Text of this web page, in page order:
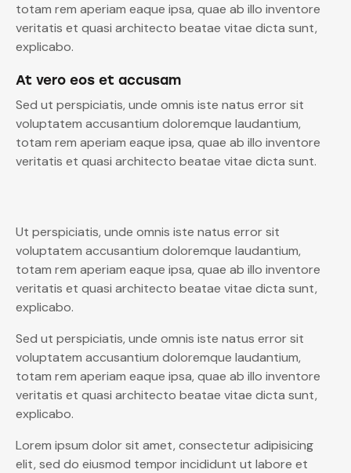
totam rem aperiam eaque ipsa, quae ab illo inventore
veritatis et quasi architecto beatae vitae dicta sunt,
explicabo.
At vero eos et accusam
Sed ut perspiciatis, unde omnis iste natus error sit
voluptatem accusantium doloremque laudantium,
totam rem aperiam eaque ipsa, quae ab illo inventore
veritatis et quasi architecto beatae vitae dicta sunt.
Ut perspiciatis, unde omnis iste natus error sit
voluptatem accusantium doloremque laudantium,
totam rem aperiam eaque ipsa, quae ab illo inventore
veritatis et quasi architecto beatae vitae dicta sunt,
explicabo.
Sed ut perspiciatis, unde omnis iste natus error sit
voluptatem accusantium doloremque laudantium,
totam rem aperiam eaque ipsa, quae ab illo inventore
veritatis et quasi architecto beatae vitae dicta sunt,
explicabo.
Lorem ipsum dolor sit amet, consectetur adipisicing
elit, sed do eiusmod tempor incididunt ut labore et